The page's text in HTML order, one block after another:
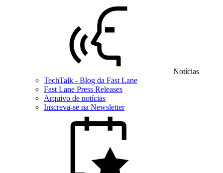
Notícias
TechTalk - Blog da Fast Lane
Fast Lane Press Releases
Arquivo de notícias
Inscreva-se na Newsletter